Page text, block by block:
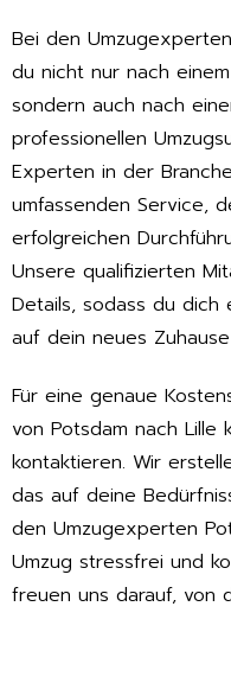
Bei den
du nicht nur nach
sondern auch nach
professionellen
Experten in der
umfassenden Service,
erfolgreichen
Unsere qualifizierten
Details, sodass du
auf dein neues
Für eine genaue
von Potsdam nach Lille
kontaktieren. Wir
das auf deine
den Umzugexperten
Umzug stressfrei und
freuen uns darauf, von